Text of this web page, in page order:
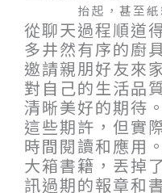
抬起，甚至
從聊天過程順道
多井然有序的廚
邀請親朋好友來
對自己的生活品
清晰美好的期待
這些期許，但實
時間閱讀和應用
大箱書籍，丟掉
訊過期的報章和